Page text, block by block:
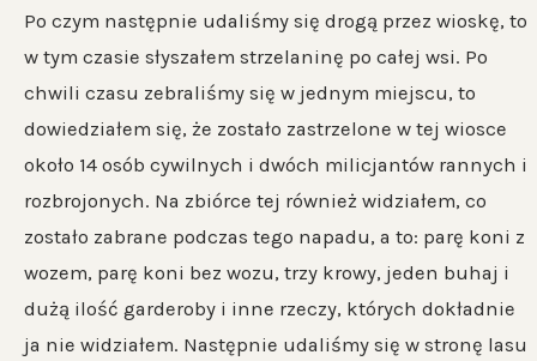
Po czym następnie udaliśmy się drogą przez wioskę, to
w tym czasie słyszałem strzelaninę po całej wsi. Po
chwili czasu zebraliśmy się w jednym miejscu, to
dowiedziałem się, że zostało zastrzelone w tej wiosce
około 14 osób cywilnych i dwóch milicjantów rannych i
rozbrojonych. Na zbiórce tej również widziałem, co
zostało zabrane podczas tego napadu, a to: parę koni z
wozem, parę koni bez wozu, trzy krowy, jeden buhaj i
dużą ilość garderoby i inne rzeczy, których dokładnie
ja nie widziałem. Następnie udaliśmy się w stronę lasu